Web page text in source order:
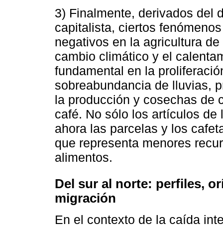
3) Finalmente, derivados del
capitalista, ciertos
negativos en la agricultura
cambio climático y el
fundamental en la
sobreabundancia de lluvias,
la producción y cosechas de
café. No sólo los artículos
ahora las parcelas y los
que representa menores
alimentos.
Del sur al norte: perfiles,
migración
En el contexto de la caída